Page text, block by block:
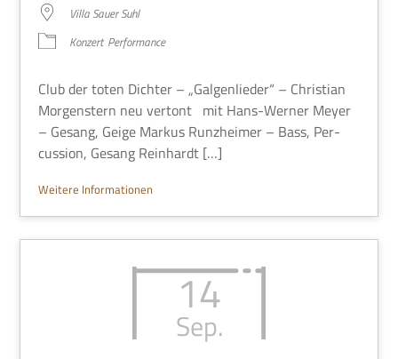
Villa Sauer Suhl
Kon­zert Per­for­mance
Club der toten Dich­ter – „Gal­gen­lie­der“ – Chri­stian
Mor­gen­stern neu ver­tont mit Hans-Wer­ner Meyer
– Gesang, Geige Mar­kus Runz­hei­mer – Bass, Per­
cus­sion, Gesang Reinhardt […]
Wei­tere Informationen
14
Sep.